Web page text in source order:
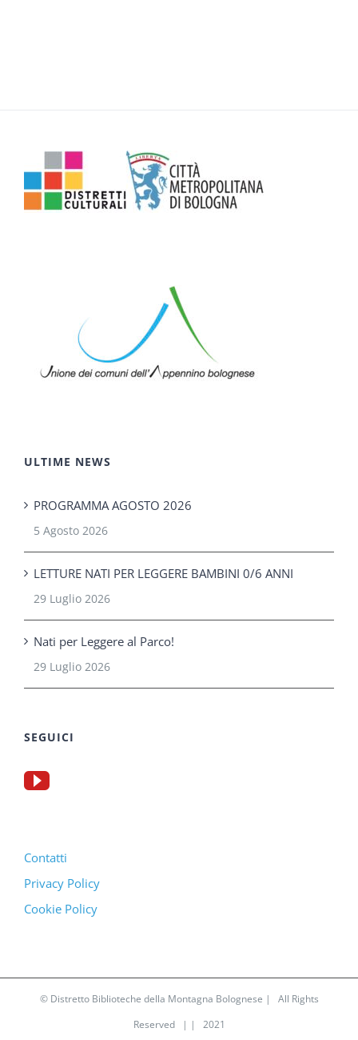
ULTIME NEWS
PROGRAMMA AGOSTO 2026
5 Agosto 2026
LETTURE NATI PER LEGGERE BAMBINI 0/6 ANNI
29 Luglio 2026
Nati per Leggere al Parco!
29 Luglio 2026
SEGUICI
Contatti
Privacy Policy
Cookie Policy
© Distretto Biblioteche della Montagna Bolognese | All Rights
Reserved | | 2021